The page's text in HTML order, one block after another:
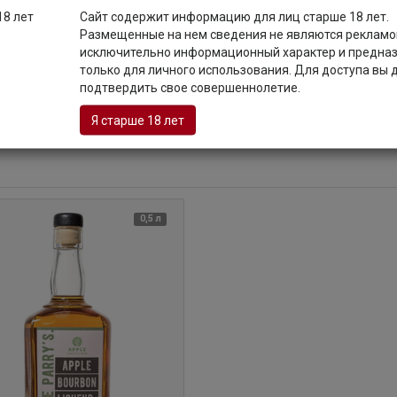
Parry's — личность, которую Вы никогда не забудете!
Энди Маллоуса. Он представлен прямолинейным современным
Уэльсе, и вдохновляющими, привлекательными ликерами,
и обоснованный ассортимент спиртных напитков является
поколений, которые имеют непосредственное отношение к
гордому валлийцу и, прежде всего, семьянину. Сильный
Парри'с" — любопытный, восхитительный парадокс
бурбона для проницательных ценителей. "Charlie Parry's"
0,5 л
Сайт содержит информацию для лиц старше 18 лет.
Размещенные на нем сведения не являются
исключительно информационный характер и
только для личного использования. Для доступа вы
подтвердить свое совершеннолетие.
Я старше 18 лет